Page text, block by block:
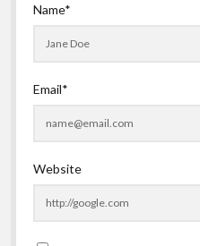
Name*
Email*
Website